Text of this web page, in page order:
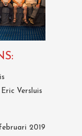
Versluis
2019